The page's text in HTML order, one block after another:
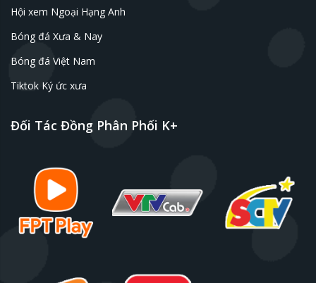
Hội xem Ngoại Hạng Anh
Bóng đá Xưa & Nay
Bóng đá Việt Nam
Tiktok Ký ức xưa
Đối Tác Đồng Phân Phối K+